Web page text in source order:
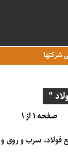
شرکتها
"
صفحه ۱ از ۱
سرب و روی